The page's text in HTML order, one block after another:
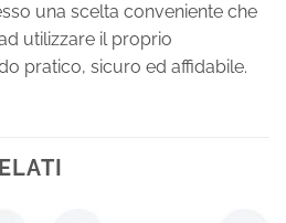
una scelta conveniente che
utilizzare il proprio
pratico, sicuro ed affidabile.